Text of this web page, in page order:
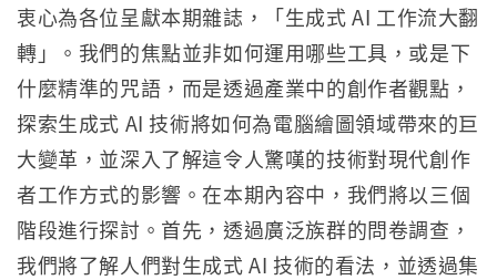
衷心為各位呈獻本期雜誌，「生成式 AI 工作流大翻
轉」。我們的焦點並非如何運用哪些工具，或是下
什麼精準的咒語，而是透過產業中的創作者觀點，
探索生成式 AI 技術將如何為電腦繪圖領域帶來的巨
大變革，並深入了解這令人驚嘆的技術對現代創作
者工作方式的影響。在本期內容中，我們將以三個
階段進行探討。首先，透過廣泛族群的問卷調查，
我們將了解人們對生成式 AI 技術的看法，並透過集